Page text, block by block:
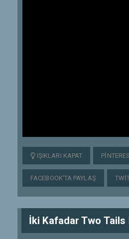
IŞIKLARI KAPAT
FACEBOOK'TA PAYLAŞ
İki Kafadar Two Tails